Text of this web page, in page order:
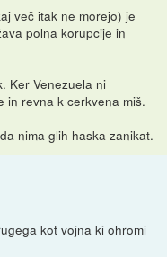
več itak ne morejo) je
polna korupcije in
Ker Venezuela ni
in revna k cerkvena miš.
nima glih haska zanikat.
kot vojna ki ohromi